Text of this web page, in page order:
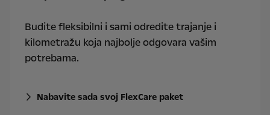
Budite fleksibilni i sami odredite trajanje i
kilometražu koja najbolje odgovara vašim
potrebama.
Nabavite sada svoj FlexCare paket